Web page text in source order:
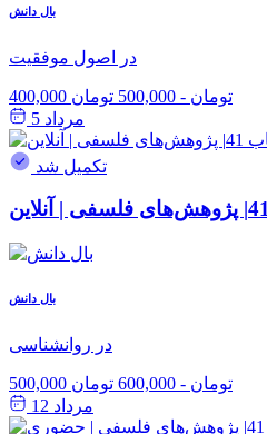
بال دانش
در اصول موفقیت
400,000 تومان - 500,000 تومان
مرداد 5
تکمیل شد
بال دانش
در روانشناسی
500,000 تومان - 600,000 تومان
مرداد 12